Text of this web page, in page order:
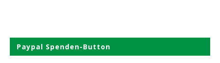
Paypal Spenden-Button